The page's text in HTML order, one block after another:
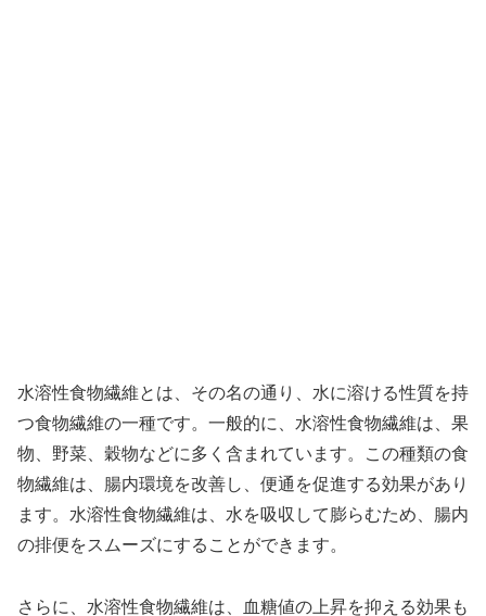
水溶性食物繊維とは、その名の通り、水に溶ける性質を持
つ食物繊維の一種です。一般的に、水溶性食物繊維は、果
物、野菜、穀物などに多く含まれています。この種類の食
物繊維は、腸内環境を改善し、便通を促進する効果があり
ます。水溶性食物繊維は、水を吸収して膨らむため、腸内
の排便をスムーズにすることができます。
さらに、水溶性食物繊維は、血糖値の上昇を抑える効果も